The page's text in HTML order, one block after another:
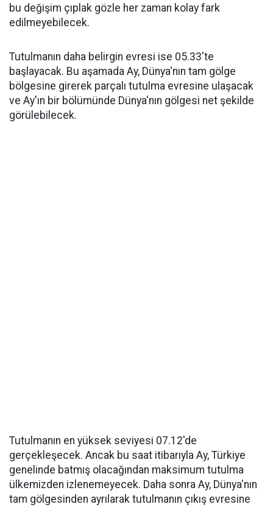
bu değişim çıplak gözle her zaman kolay fark
edilmeyebilecek.
Tutulmanın daha belirgin evresi ise 05.33'te
başlayacak. Bu aşamada Ay, Dünya'nın tam gölge
bölgesine girerek parçalı tutulma evresine ulaşacak
ve Ay'ın bir bölümünde Dünya'nın gölgesi net şekilde
görülebilecek.
Tutulmanın en yüksek seviyesi 07.12'de
gerçekleşecek. Ancak bu saat itibarıyla Ay, Türkiye
genelinde batmış olacağından maksimum tutulma
ülkemizden izlenemeyecek. Daha sonra Ay, Dünya'nın
tam gölgesinden ayrılarak tutulmanın çıkış evresine